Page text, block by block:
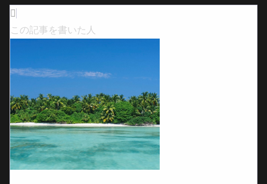
この記事を書いた人